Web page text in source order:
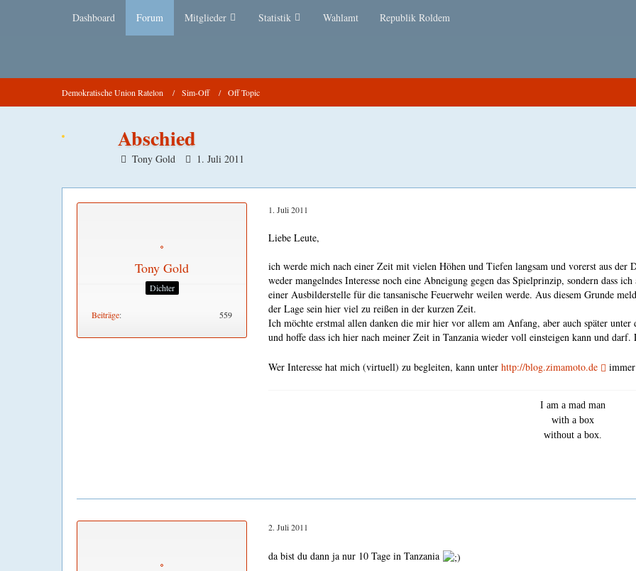
Dashboard Forum Mitglieder Statistik Wahlamt Republik Roldem
Demokratische Union Ratelon Sim-Off Off Topic
Abschied
Tony Gold 1. Juli 2011
Tony Gold
Dichter
Beiträge 559
1. Juli 2011
Liebe Leute,
ich werde mich nach einer Zeit mit vielen Höhen und Tiefen langsam und vorerst aus
weder mangelndes Interesse noch eine Abneigung gegen das Spielprinzip, sondern dass
einer Ausbilderstelle für die tansanische Feuerwehr weilen werde. Aus diesem Grunde
der Lage sein hier viel zu reißen in der kurzen Zeit.
Ich möchte erstmal allen danken die mir hier vor allem am Anfang, aber auch später
und hoffe dass ich hier nach meiner Zeit in Tanzania wieder voll einsteigen kann und
Wer Interesse hat mich (virtuell) zu begleiten, kann unterhttp://blog.zimamoto.de
I am a mad man
with a box
without a box.
2. Juli 2011
da bist du dann ja nur 10 Tage in Tanzania